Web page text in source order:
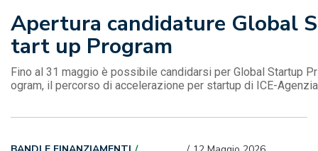
Apertura candidature Global S
tart up Program
Fino al 31 maggio è possibile candidarsi per Global Startup Pr
ogram, il percorso di accelerazione per startup di ICE-